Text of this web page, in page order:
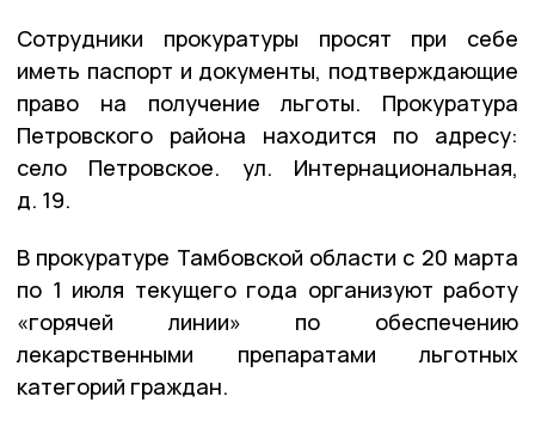
Сотрудники прокуратуры просят при себе
иметь паспорт и документы, подтверждающие
право на получение льготы. Прокуратура
Петровского района находится по адресу:
село Петровское. ул. Интернациональная,
д. 19.
В прокуратуре Тамбовской области с 20 марта
по 1 июля текущего года организуют работу
«горячей линии» по обеспечению
лекарственными препаратами льготных
категорий граждан.